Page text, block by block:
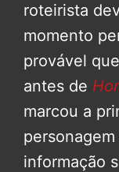
roteirista
momento
provável
antes de
marcou a
informação